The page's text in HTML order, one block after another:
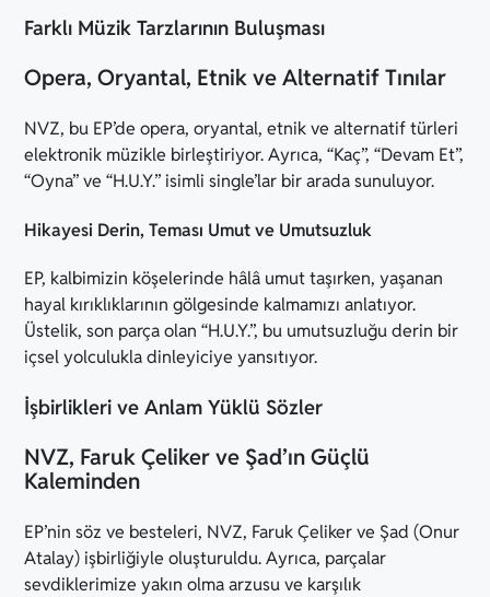
Farklı Müzik Tarzlarının Buluşması
Opera, Oryantal, Etnik ve Alternatif Tınılar
NVZ, bu EP’de opera, oryantal, etnik ve alternatif türleri
elektronik müzikle birleştiriyor. Ayrıca, “Kaç”, “Devam Et”,
“Oyna” ve “H.U.Y.” isimli single’lar bir arada sunuluyor.
Hikayesi Derin, Teması Umut ve Umutsuzluk
EP, kalbimizin köşelerinde hâlâ umut taşırken, yaşanan
hayal kırıklıklarının gölgesinde kalmamızı anlatıyor.
Üstelik, son parça olan “H.U.Y.”, bu umutsuzluğu derin bir
içsel yolculukla dinleyiciye yansıtıyor.
İşbirlikleri ve Anlam Yüklü Sözler
NVZ, Faruk Çeliker ve Şad’ın Güçlü
Kaleminden
EP’nin söz ve besteleri, NVZ, Faruk Çeliker ve Şad (Onur
Atalay) işbirliğiyle oluşturuldu. Ayrıca, parçalar
sevdiklerimize yakın olma arzusu ve karşılık